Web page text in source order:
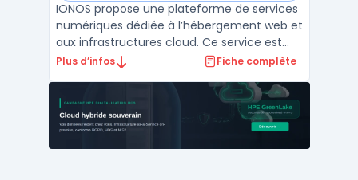
IONOS propose une plateforme de services
numériques dédiée à l’hébergement web et
aux infrastructures cloud. Ce service est
destiné aux entreprises souhaitant
emails et espaces web en conformité avec
le RGPD, tout en assurant la maîtrise de
leurs données. Le ...
Plus d’infos Fiche complète